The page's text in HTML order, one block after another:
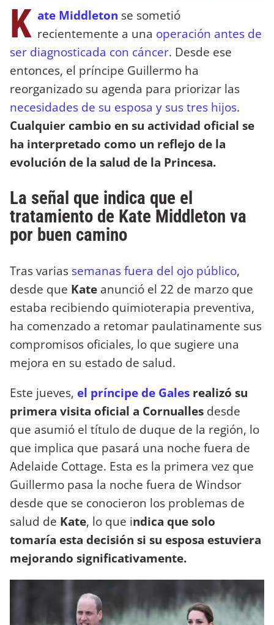
K ate Middleton se sometió
recientemente a una operación antes de
ser diagnosticada con cáncer. Desde ese
entonces, el príncipe Guillermo ha
reorganizado su agenda para priorizar las
necesidades de su esposa y sus tres hijos.
Cualquier cambio en su actividad oficial se
ha interpretado como un reflejo de la
evolución de la salud de la Princesa.
La señal que indica que el
tratamiento de Kate Middleton va
por buen camino
Tras varias semanas fuera del ojo público,
desde que Kate anunció el 22 de marzo que
estaba recibiendo quimioterapia preventiva,
ha comenzado a retomar paulatinamente sus
compromisos oficiales, lo que sugiere una
mejora en su estado de salud.
Este jueves, el príncipe de Gales realizó su
primera visita oficial a Cornualles desde
que asumió el título de duque de la región, lo
que implica que pasará una noche fuera de
Adelaide Cottage. Esta es la primera vez que
Guillermo pasa la noche fuera de Windsor
desde que se conocieron los problemas de
salud de Kate, lo que indica que solo
tomaría esta decisión si su esposa estuviera
mejorando significativamente.